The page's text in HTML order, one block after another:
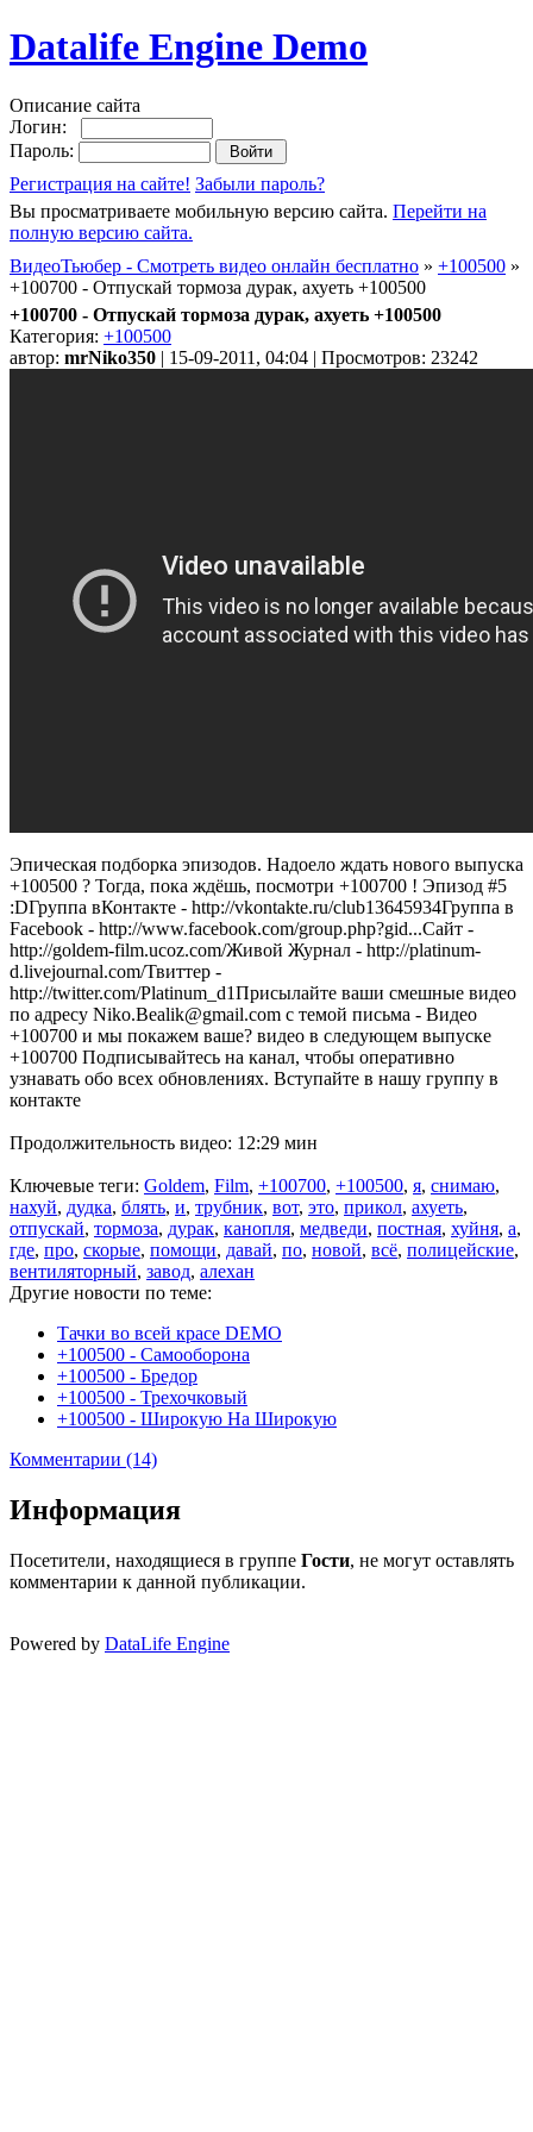
Datalife Engine Demo
Описание сайта
Логин:
Пароль:
Регистрация на сайте! Забыли пароль?
Вы просматриваете мобильную версию сайта. Перейти на
полную версию сайта.
ВидеоТьюбер - Смотреть видео онлайн бесплатно » +100500 »
+100700 - Отпускай тормоза дурак, ахуеть +100500
+100700 - Отпускай тормоза дурак, ахуеть +100500
Категория: +100500
автор: mrNiko350 | 15-09-2011, 04:04 | Просмотров: 23242
Эпическая подборка эпизодов. Надоело ждать нового выпуска
+100500 ? Тогда, пока ждёшь, посмотри +100700 ! Эпизод #5
:DГруппа вКонтакте - http://vkontakte.ru/club13645934Группа в
Facebook - http://www.facebook.com/group.php?gid...Сайт -
http://goldem-film.ucoz.com/Живой Журнал - http://platinum-
d.livejournal.com/Твиттер -
http://twitter.com/Platinum_d1Присылайте ваши смешные видео
по адресу Niko.Bealik@gmail.com с темой письма - Видео
+100700 и мы покажем ваше? видео в следующем выпуске
+100700 Подписывайтесь на канал, чтобы оперативно
узнавать обо всех обновлениях. Вступайте в нашу группу в
контакте
Продолжительность видео: 12:29 мин
Ключевые теги: Goldem, Film, +100700, +100500, я, снимаю,
нахуй, дудка, блять, и, трубник, вот, это, прикол, ахуеть,
отпускай, тормоза, дурак, канопля, медведи, постная, хуйня, а,
где, про, скорые, помощи, давай, по, новой, всё, полицейские,
вентиляторный, завод, алехан
Другие новости по теме:
Тачки во всей красе DEMO
+100500 - Самооборона
+100500 - Бредор
+100500 - Трехочковый
+100500 - Широкую На Широкую
Комментарии (14)
Информация
Посетители, находящиеся в группе Гости, не могут оставлять
комментарии к данной публикации.
Powered by DataLife Engine